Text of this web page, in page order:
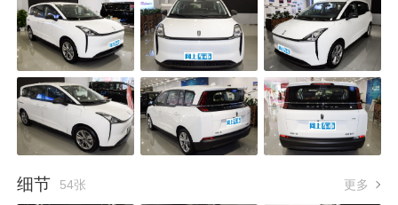
细节 54张 更多